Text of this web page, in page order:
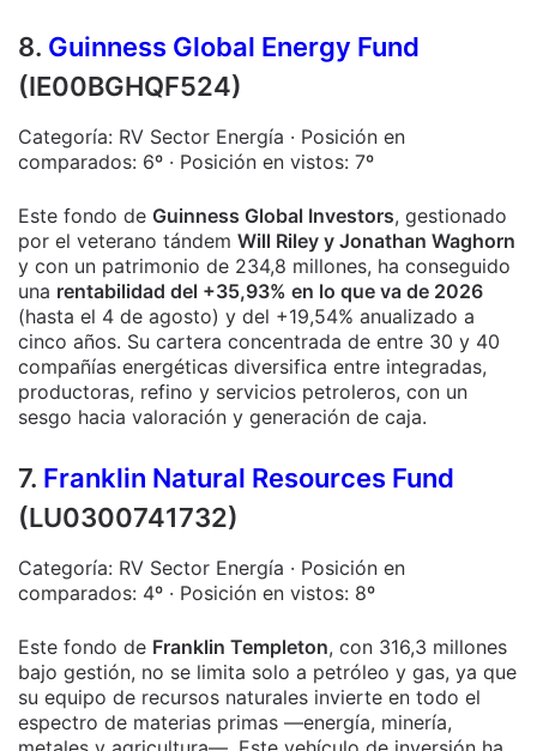
8. Guinness Global Energy Fund
(IE00BGHQF524)
Categoría: RV Sector Energía · Posición en
comparados: 6º · Posición en vistos: 7º
Este fondo de Guinness Global Investors, gestionado
por el veterano tándem Will Riley y Jonathan Waghorn
y con un patrimonio de 234,8 millones, ha conseguido
una rentabilidad del +35,93% en lo que va de 2026
(hasta el 4 de agosto) y del +19,54% anualizado a
cinco años. Su cartera concentrada de entre 30 y 40
compañías energéticas diversifica entre integradas,
productoras, refino y servicios petroleros, con un
sesgo hacia valoración y generación de caja.
7. Franklin Natural Resources Fund
(LU0300741732)
Categoría: RV Sector Energía · Posición en
comparados: 4º · Posición en vistos: 8º
Este fondo de Franklin Templeton, con 316,3 millones
bajo gestión, no se limita solo a petróleo y gas, ya que
su equipo de recursos naturales invierte en todo el
espectro de materias primas —energía, minería,